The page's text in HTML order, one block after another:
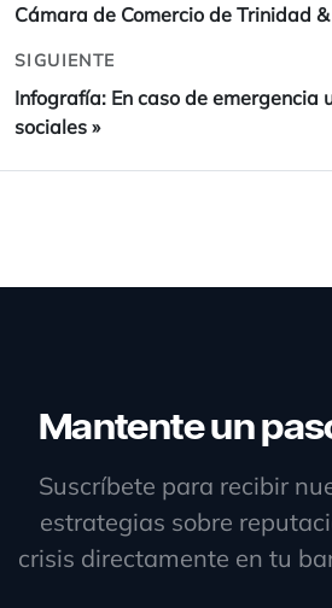
Cámara de Comercio de Trinidad
SIGUIENTE
Infografía: En caso de emergencia
sociales »
Mantente un
Suscríbete para recibir
estrategias sobre
crisis directamente en tu